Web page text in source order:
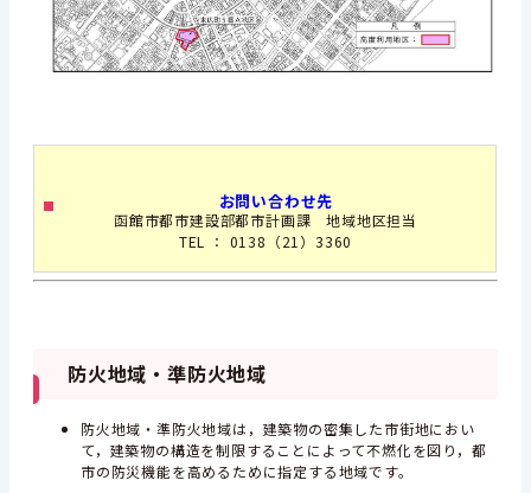
お問い合わせ先
函館市都市建設部都市計画課 地域地区担当
TEL ： 0138（21）3360
防火地域・準防火地域
防火地域・準防火地域は，建築物の密集した市街地におい
て，建築物の構造を制限することによって不燃化を図り，都
市の防災機能を高めるために指定する地域です。